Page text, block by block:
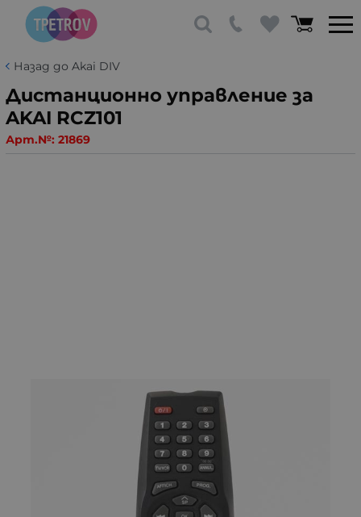
Назад до Akai DIV
Дистанционно управление за
AKAI RCZ101
Арт.№: 21869